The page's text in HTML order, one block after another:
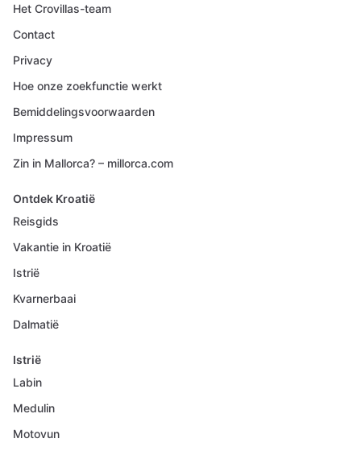
Het Crovillas-team
Contact
Privacy
Hoe onze zoekfunctie werkt
Bemiddelingsvoorwaarden
Impressum
Zin in Mallorca? – millorca.com
Ontdek Kroatië
Reisgids
Vakantie in Kroatië
Istrië
Kvarnerbaai
Dalmatië
Istrië
Labin
Medulin
Motovun